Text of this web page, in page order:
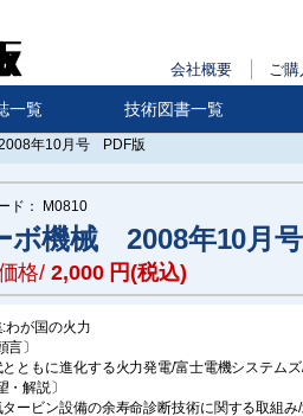
会社概要 ご購
一覧 技術図書一覧
年10月号 PDF版
ド： M0810
ボ機械 2008年10月
格/ 2,000円(税込)
わが国の火力
言〕
とともに進化する火力発電/富士電機システム
・解説〕
タービン設備の余寿命診断技術に関する取組